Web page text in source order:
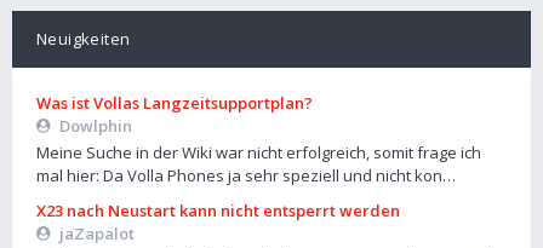
Neuigkeiten
Was ist Vollas Langzeitsupportplan?
Dowlphin
Meine Suche in der Wiki war nicht erfolgreich, somit frage ich
mal hier: Da Volla Phones ja sehr speziell und nicht kon…
X23 nach Neustart kann nicht entsperrt werden
jaZapalot